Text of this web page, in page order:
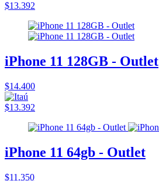
$13.392
iPhone 11 128GB - Outlet
$14.400
$13.392
iPhone 11 64gb - Outlet
$11.350